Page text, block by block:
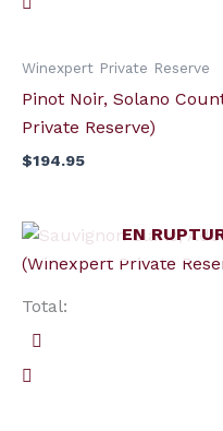
Winexpert Private Reserve
Pinot Noir, Solano
Private Reserve)
$194.95
EN
Total: